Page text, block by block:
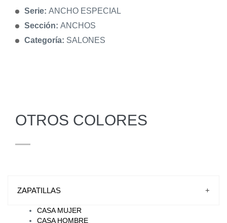
Serie: ANCHO ESPECIAL
Sección: ANCHOS
Categoría: SALONES
OTROS COLORES
ZAPATILLAS +
CASA MUJER
CASA HOMBRE